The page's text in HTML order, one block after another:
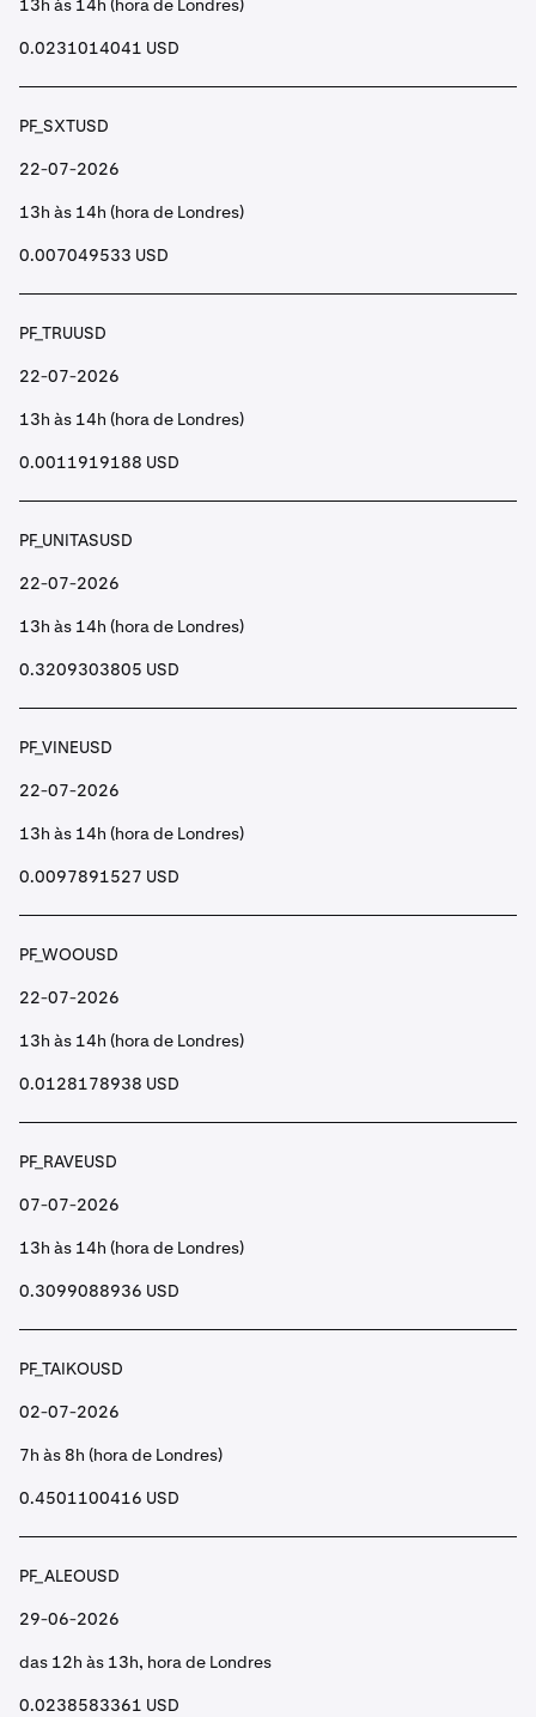
13h às 14h (hora de Londres)
0.0231014041 USD
PF_SXTUSD
22-07-2026
13h às 14h (hora de Londres)
0.007049533 USD
PF_TRUUSD
22-07-2026
13h às 14h (hora de Londres)
0.0011919188 USD
PF_UNITASUSD
22-07-2026
13h às 14h (hora de Londres)
0.3209303805 USD
PF_VINEUSD
22-07-2026
13h às 14h (hora de Londres)
0.0097891527 USD
PF_WOOUSD
22-07-2026
13h às 14h (hora de Londres)
0.0128178938 USD
PF_RAVEUSD
07-07-2026
13h às 14h (hora de Londres)
0.3099088936 USD
PF_TAIKOUSD
02-07-2026
7h às 8h (hora de Londres)
0.4501100416 USD
PF_ALEOUSD
29-06-2026
das 12h às 13h, hora de Londres
0.0238583361 USD